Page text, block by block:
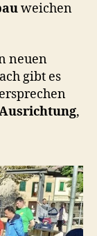
weichen
neuen
gibt es
,